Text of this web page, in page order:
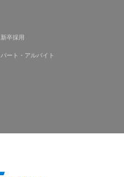
新卒採用
パート・アルバイト